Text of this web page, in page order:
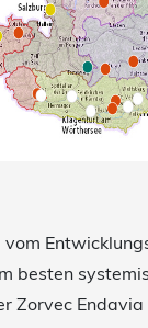
besten
Zorvec Endavia